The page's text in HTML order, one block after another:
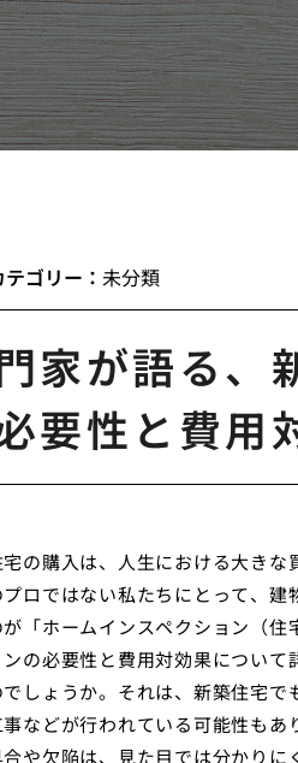
未分類
家が語る、
要性と費用
の購入は、人生における大きな
ロではない私たちにとって、
が「ホームインスペクション（
の必要性と費用対効果につい
しょうか。それは、新築住宅
などが行われている可能性も
や欠陥は、見た目では分かり